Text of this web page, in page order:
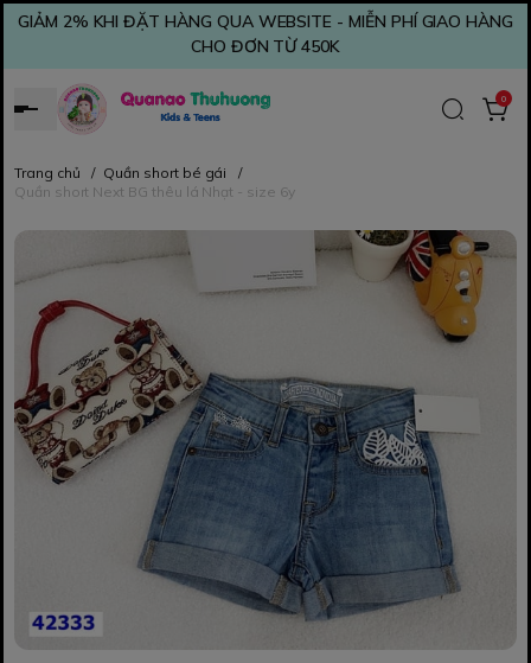
GIẢM 2% KHI ĐẶT HÀNG QUA WEBSITE - MIỄN PHÍ GIAO HÀNG
CHO ĐƠN TỪ 450K
0
Trang chủ / Quần short bé gái
/
Quần short Next BG thêu lá Nhạt - size 6y